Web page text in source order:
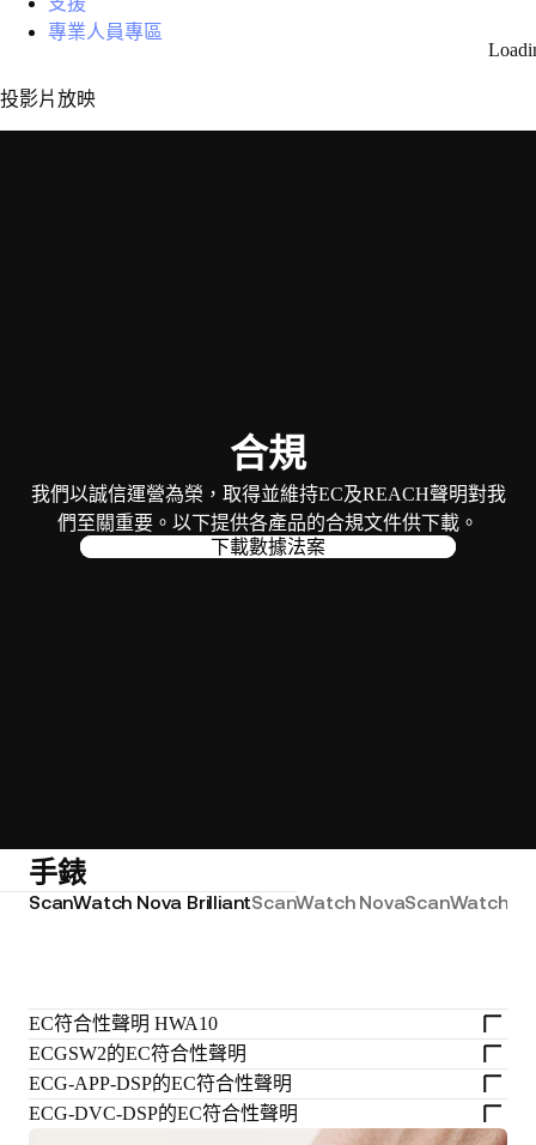
專業人員專區
投影片放映
合規
我們以誠信運營為榮，取得並維持EC及REACH聲明對我
們至關重要。以下提供各產品的合規文件供下載。
下載數據法案
手錶
ScanWatch Nova BrilliantScanWatch NovaScanWatch 2
EC符合性聲明 HWA10
ECGSW2的EC符合性聲明
ECG-APP-DSP的EC符合性聲明
ECG-DVC-DSP的EC符合性聲明